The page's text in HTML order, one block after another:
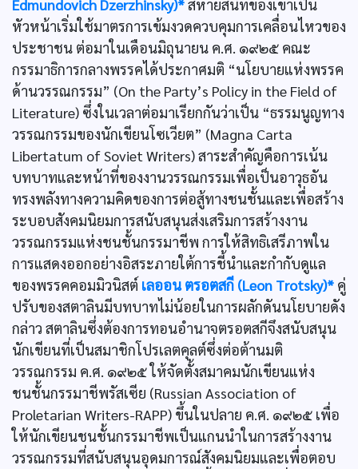
Edmundovich Dzerzhinsky)*สหายสนิทของเขาเป็น
หัวหน้าเริ่มใช้มาตรการเข้มงวดควบคุมการเคลื่อนไหวของ
ประชาชน ต่อมาในเดือนมิถุนายน ค.ศ. ๑๙๒๕ คณะ
กรรมาธิการกลางพรรคได้ประกาศมติ “นโยบายแห่งพรรค
ด้านวรรณกรรม” (On the Party’s Policy in the Field of
Literature) ซึ่งในเวลาต่อมาเรียกกันว่าเป็น “ธรรมนูญทาง
วรรณกรรมของนักเขียนโซเวียต” (Magna Carta
Libertatum of Soviet Writers) สาระสำคัญคือการเน้น
บทบาทและหน้าที่ของงานวรรณกรรมเพื่อเป็นอาวุธอัน
ทรงพลังทางความคิดของการต่อสู้ทางชนชั้นและเพื่อสร้าง
ระบอบสังคมนิยมการสนับสนุนส่งเสริมการสร้างงาน
วรรณกรรมแห่งชนชั้นกรรมาชีพ การให้สิทธิเสรีภาพใน
การแสดงออกอย่างอิสระภายใต้การชี้นำและกำกับดูแล
ของพรรคคอมมิวนิสต์ เลออน ตรอตสกี (Leon Trotsky)* คู่
ปรับของสตาลินมีบทบาทไม่น้อยในการผลักดันนโยบายดัง
กล่าว สตาลินซึ่งต้องการทอนอำนาจตรอตสกีจึงสนับสนุน
นักเขียนที่เป็นสมาชิกโปรเลตคุลต์ซึ่งต่อต้านมติ
วรรณกรรม ค.ศ. ๑๙๒๕ ให้จัดตั้งสมาคมนักเขียนแห่ง
ชนชั้นกรรมาชีพรัสเซีย (Russian Association of
Proletarian Writers-RAPP) ขึ้นในปลาย ค.ศ. ๑๙๒๕ เพื่อ
ให้นักเขียนชนชั้นกรรมาชีพเป็นแกนนำในการสร้างงาน
วรรณกรรมที่สนับสนุนอุดมการณ์สังคมนิยมและเพื่อตอบ